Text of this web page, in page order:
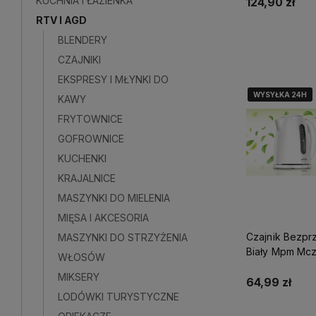
RTV I AGD
BLENDERY
CZAJNIKI
EKSPRESY I MŁYNKI DO
KAWY
FRYTOWNICE
GOFROWNICE
KUCHENKI
KRAJALNICE
MASZYNKI DO MIELENIA
MIĘSA I AKCESORIA
MASZYNKI DO STRZYŻENIA
WŁOSÓW
MIKSERY
LODÓWKI TURYSTYCZNE
WYSYŁKA 24H
WYSYŁKA 24H
WYSYŁKA 24H
Czajnik
Biały Mpm
64,99 zł